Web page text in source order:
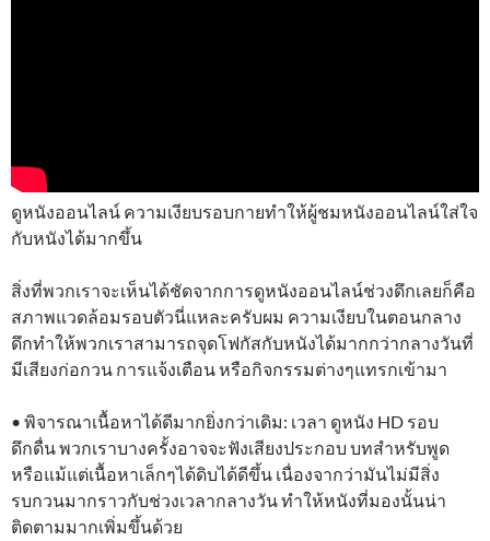
ดูหนังออนไลน์ ความเงียบรอบกายทำให้ผู้ชมหนังออนไลน์ใส่ใจ
กับหนังได้มากขึ้น
สิ่งที่พวกเราจะเห็นได้ชัดจากการดูหนังออนไลน์ช่วงดึกเลยก็คือ
สภาพแวดล้อมรอบตัวนี่แหละครับผม ความเงียบในตอนกลาง
ดึกทำให้พวกเราสามารถจุดโฟกัสกับหนังได้มากกว่ากลางวันที่
มีเสียงก่อกวน การแจ้งเตือน หรือกิจกรรมต่างๆแทรกเข้ามา
• พิจารณาเนื้อหาได้ดีมากยิ่งกว่าเดิม: เวลา ดูหนัง HD รอบ
ดึกดื่น พวกเราบางครั้งอาจจะฟังเสียงประกอบ บทสำหรับพูด
หรือแม้แต่เนื้อหาเล็กๆได้ดิบได้ดีขึ้น เนื่องจากว่ามันไม่มีสิ่ง
รบกวนมากราวกับช่วงเวลากลางวัน ทำให้หนังที่มองนั้นน่า
ติดตามมากเพิ่มขึ้นด้วย